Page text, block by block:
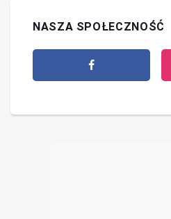
NASZA SPOŁECZNOŚĆ